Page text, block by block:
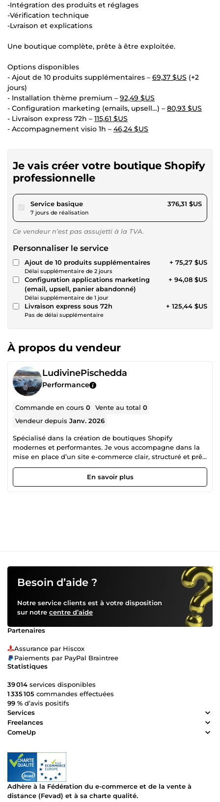
-Intégration des produits et réglages
-Vérification technique
-Lvraison et explications
Une boutique complète, prête à être exploitée.
Options disponibles
- Ajout de 10 produits supplémentaires – 69,37 $US (+2
jours)
- Installation thème premium – 92,49 $US
- Configuration marketing (emails, upsell…) – 80,93 $US
- Livraison express 72h – 115,61 $US
- Accompagnement visio 1h – 46,24 $US
Je vais créer votre boutique Shopify
professionnelle
Service basiquepour 346,83 $US
7 jours de réalisation
376,31 $US
Ce vendeur n’est pas assujetti à la TVA.
Personnaliser le service
Ajout de 10 produits supplémentaires
Délai supplémentaire de 2 jours
+ 75,27 $US
Configuration applications marketing
(email, upsell, panier abandonné)
Délai supplémentaire de 1 jour
+ 94,08 $US
Livraison express sous 72h
Pas de délai supplémentaire
+ 125,44 $US
À propos du vendeur
LudivinePischedda
Performance
Commande en cours0 Vente au total0
Vendeur depuisJanv. 2026
Spécialisé dans la création de boutiques Shopify
modernes et performantes. Je vous accompagne dans la
mise en place d’un site e-commerce clair, structuré et prêt
à vendre.
En savoir plus
Besoin d’aide ?
Notre service clients est à votre disposition
sur notre centre d’aide
Partenaires
Assurance par Hiscox
Paiements par PayPal Braintree
Statistiques
39 014 services disponibles
1 335 105 commandes effectuées
99 % d’avis positifs
Services
Freelances
ComeUp
Adhère à la Fédération du e-commerce et de la vente à
distance (Fevad) et à sa charte qualité.